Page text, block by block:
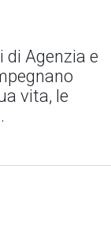
Agenzia e
vita, le